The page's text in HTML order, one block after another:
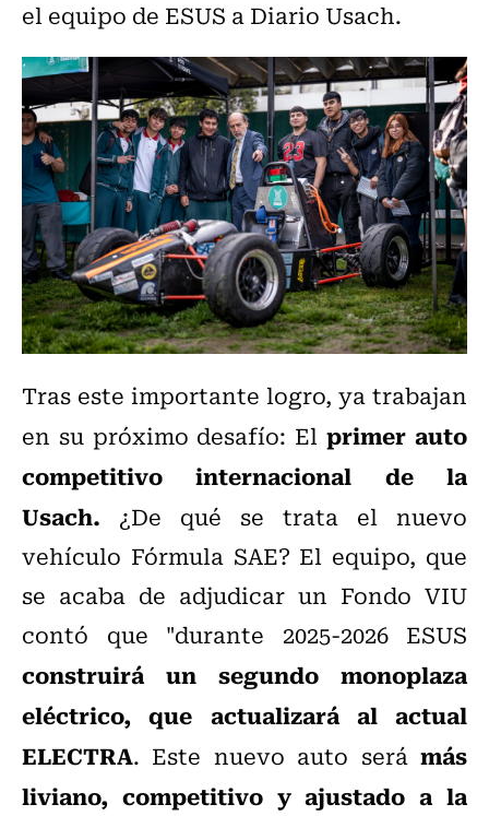
el equipo de ESUS a Diario Usach.
Tras este importante logro, ya trabajan
en su próximo desafío: Elprimer auto
competitivo internacional de la
Usach. ¿De qué se trata el nuevo
vehículo Fórmula SAE? El equipo, que
se acaba de adjudicar un Fondo VIU
contó que "durante 2025-2026 ESUS
construirá un segundo monoplaza
eléctrico, que actualizará al actual
ELECTRA. Este nuevo auto será más
liviano, competitivo y ajustado a la